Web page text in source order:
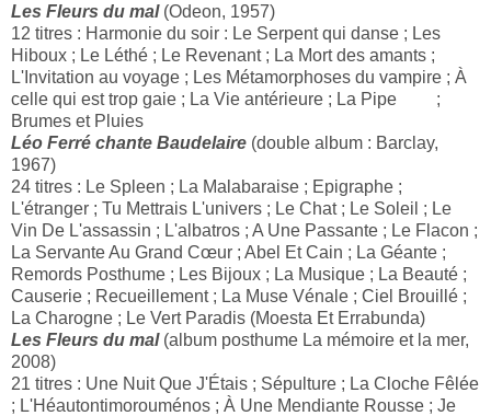
Les Fleurs du mal(Odeon, 1957)
12 titres : Harmonie du soir : Le Serpent qui danse ; Les
Hiboux ; Le Léthé ; Le Revenant ; La Mort des amants ;
L'Invitation au voyage ; Les Métamorphoses du vampire ; À
celle qui est trop gaie ; La Vie antérieure ; La Pipe
;
Brumes et Pluies
Léo Ferré chante Baudelaire (double album : Barclay,
1967)
24 titres : Le Spleen ; La Malabaraise ; Epigraphe ;
L'étranger ; Tu Mettrais L'univers ; Le Chat ; Le Soleil ; Le
Vin De L'assassin ; L'albatros ; A Une Passante ; Le Flacon ;
La Servante Au Grand Cœur ; Abel Et Cain ; La Géante ;
Remords Posthume ; Les Bijoux ; La Musique ; La Beauté ;
Causerie ; Recueillement ; La Muse Vénale ; Ciel Brouillé ;
La Charogne ; Le Vert Paradis (Moesta Et Errabunda)
Les Fleurs du mal(album posthume La mémoire et la mer,
2008)
21 titres : Une Nuit Que J'Étais ; Sépulture ; La Cloche Fêlée
; L'Héautontimorouménos ; À Une Mendiante Rousse ; Je